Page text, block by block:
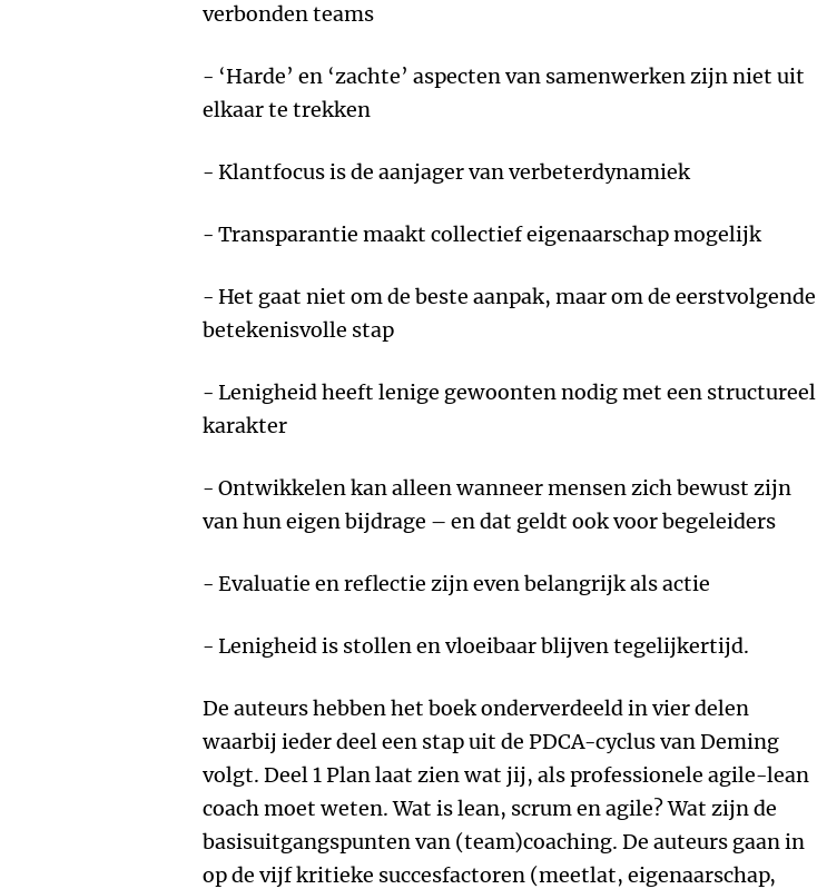
verbonden teams
- ‘Harde’ en ‘zachte’ aspecten van samenwerken zijn niet uit
elkaar te trekken
- Klantfocus is de aanjager van verbeterdynamiek
- Transparantie maakt collectief eigenaarschap mogelijk
- Het gaat niet om de beste aanpak, maar om de eerstvolgende
betekenisvolle stap
- Lenigheid heeft lenige gewoonten nodig met een structureel
karakter
- Ontwikkelen kan alleen wanneer mensen zich bewust zijn
van hun eigen bijdrage – en dat geldt ook voor begeleiders
- Evaluatie en reflectie zijn even belangrijk als actie
- Lenigheid is stollen en vloeibaar blijven tegelijkertijd.
De auteurs hebben het boek onderverdeeld in vier delen
waarbij ieder deel een stap uit de PDCA-cyclus van Deming
volgt. Deel 1 Plan laat zien wat jij, als professionele agile-lean
coach moet weten. Wat is lean, scrum en agile? Wat zijn de
basisuitgangspunten van (team)coaching. De auteurs gaan in
op de vijf kritieke succesfactoren (meetlat, eigenaarschap,